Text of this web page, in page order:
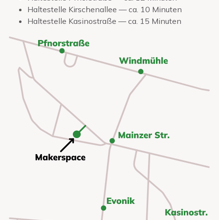
Haltestelle Kirschenallee — ca. 10 Minuten
Haltestelle Kasinostraße — ca. 15 Minuten